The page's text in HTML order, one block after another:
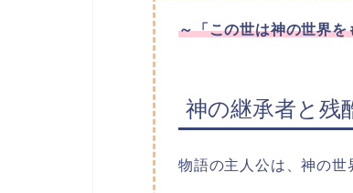
～「この世は神の世界を
神の継承者と残
物語の主人公は、神の世